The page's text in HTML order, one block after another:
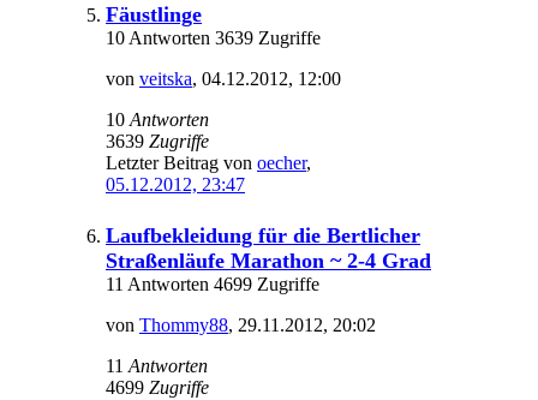
Fäustlinge
10 Antworten 3639 Zugriffe
von veitska, 04.12.2012, 12:00
10 Antworten
3639 Zugriffe
Letzter Beitrag von oecher,
05.12.2012, 23:47
Laufbekleidung für die Bertlicher
Straßenläufe Marathon ~ 2-4 Grad
11 Antworten 4699 Zugriffe
von Thommy88, 29.11.2012, 20:02
11 Antworten
4699 Zugriffe